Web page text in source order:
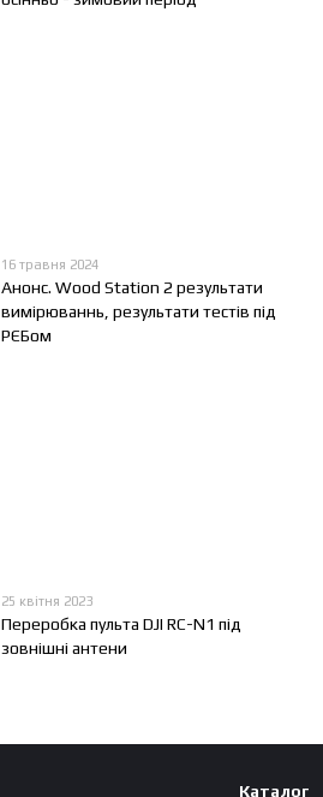
16 травня 2024
Анонс. Wood Station 2 результати
вимірюваннь, результати тестів під
РЄБом
25 квітня 2023
Переробка пульта DJI RC-N1 під
зовнішні антени
Каталог